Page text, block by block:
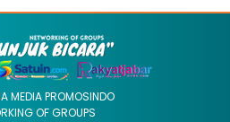
MEDIA PROMOSINDO
OF GROUPS